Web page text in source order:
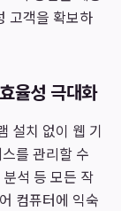
고객을 확보하
율성 극대화
설치 없이 웹 기
를 관리할 수
석 등 모든 작
컴퓨터에 익숙